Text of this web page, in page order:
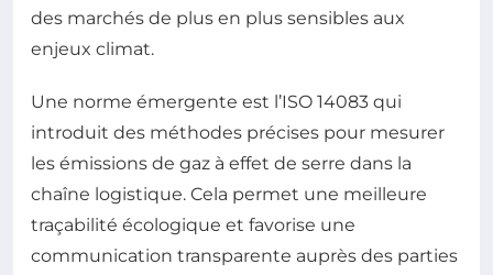
des marchés de plus en plus sensibles aux
enjeux climat.
Une norme émergente est l’ISO 14083 qui
introduit des méthodes précises pour mesurer
les émissions de gaz à effet de serre dans la
chaîne logistique. Cela permet une meilleure
traçabilité écologique et favorise une
communication transparente auprès des parties